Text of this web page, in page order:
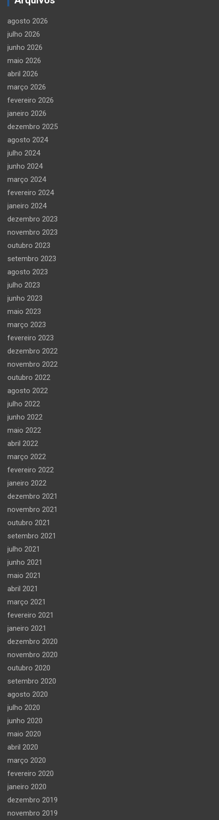
agosto 2026
julho 2026
junho 2026
maio 2026
abril 2026
março 2026
fevereiro 2026
janeiro 2026
dezembro 2025
agosto 2024
julho 2024
junho 2024
março 2024
fevereiro 2024
janeiro 2024
dezembro 2023
novembro 2023
outubro 2023
setembro 2023
agosto 2023
julho 2023
junho 2023
maio 2023
março 2023
fevereiro 2023
dezembro 2022
novembro 2022
outubro 2022
agosto 2022
julho 2022
junho 2022
maio 2022
abril 2022
março 2022
fevereiro 2022
janeiro 2022
dezembro 2021
novembro 2021
outubro 2021
setembro 2021
julho 2021
junho 2021
maio 2021
abril 2021
março 2021
fevereiro 2021
janeiro 2021
dezembro 2020
novembro 2020
outubro 2020
setembro 2020
agosto 2020
julho 2020
junho 2020
maio 2020
abril 2020
março 2020
fevereiro 2020
janeiro 2020
dezembro 2019
novembro 2019